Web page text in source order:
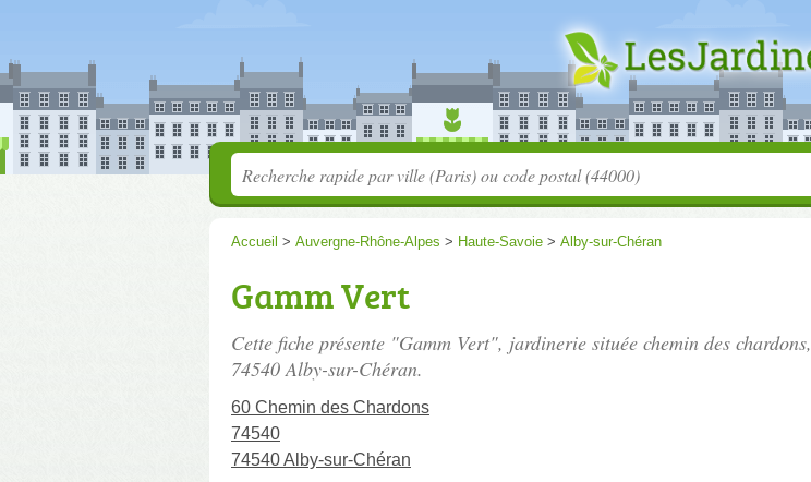
Accueil > Auvergne-Rhône-Alpes > Haute-Savoie > Alby-sur-Chéran
Gamm Vert
Cette fiche présente "Gamm Vert", jardinerie située chemin des chardons,
74540 Alby-sur-Chéran.
60 Chemin des Chardons
74540
74540 Alby-sur-Chéran